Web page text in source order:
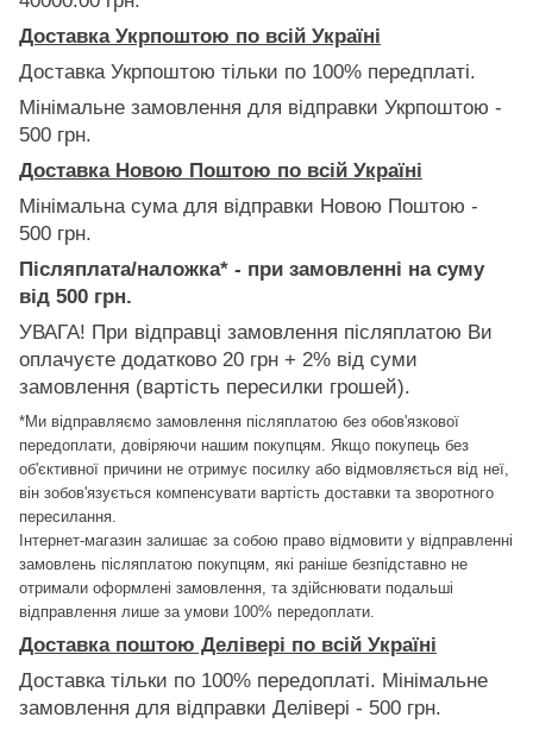
Доставка Укрпоштою по всій Україні
Доставка Укрпоштою тільки по 100% передплаті.
Мінімальне замовлення для відправки Укрпоштою -
500 грн.
Доставка Новою Поштою по всій Україні
Мінімальна сума для відправки Новою Поштою -
500 грн.
Післяплата/наложка* - при замовленні на суму
від 500 грн.
УВАГА! При відправці замовлення післяплатою Ви
оплачуєте додатково 20 грн + 2% від суми
замовлення (вартість пересилки грошей).
*Ми відправляємо замовлення післяплатою без обов'язкової
передоплати, довіряючи нашим покупцям. Якщо покупець без
об'єктивної причини не отримує посилку або відмовляється від неї,
він зобов'язується компенсувати вартість доставки та зворотного
пересилання.
Інтернет-магазин залишає за собою право відмовити у відправленні
замовлень післяплатою покупцям, які раніше безпідставно не
отримали оформлені замовлення, та здійснювати подальші
відправлення лише за умови 100% передоплати.
Доставка поштою Делівері по всій Україні
Доставка тільки по 100% передоплаті. Мінімальне
замовлення для відправки Делівері - 500 грн.